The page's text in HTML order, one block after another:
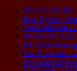
Geschichte
Das System
Theoretische
Arabische
Die
Die Rolle des
Der arabische